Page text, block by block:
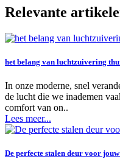
Relevante
het belang van luchtzuivering
In onze moderne, snel
de lucht die we inademen
comfort van on..
Lees meer...
De perfecte stalen deur voor